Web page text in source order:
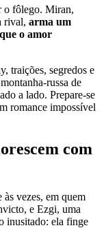
o fôlego. Miran,
rival, arma um
o amor
traições, segredos e
russa de
a lado. Prepare-se
romance impossível
com
vezes, em quem
e Ezgi, uma
inusitado: ela finge